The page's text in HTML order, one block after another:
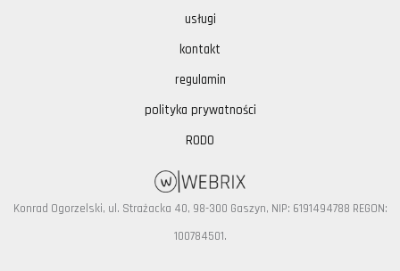
usługi
kontakt
regulamin
polityka prywatności
RODO
Konrad Ogorzelski, ul. Strażacka 40, 98-300 Gaszyn, NIP: 6191494788 REGON:
100784501.